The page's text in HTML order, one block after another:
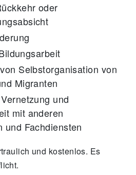
oder
Selbstorganisation von
Migranten
und
mit anderen
und Fachdiensten
und kostenlos. Es